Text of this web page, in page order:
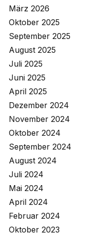
März 2026
Oktober 2025
September 2025
August 2025
Juli 2025
Juni 2025
April 2025
Dezember 2024
November 2024
Oktober 2024
September 2024
August 2024
Juli 2024
Mai 2024
April 2024
Februar 2024
Oktober 2023